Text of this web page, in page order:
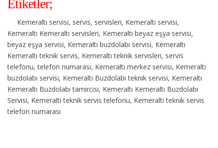
Etiketler;
Kemeraltı servisi, servis, servisleri, Kemeraltı servisi,
Kemeraltı Kemeraltı servisleri, Kemeraltı beyaz eşya servisi,
beyaz eşya servisi, Kemeraltı buzdolabı servisi, Kemeraltı
Kemeraltı teknik servis, Kemeraltı teknik servisleri, servis
telefonu, telefon numarası, Kemeraltı merkez servisi, Kemeraltı
buzdolabı servisi, Kemeraltı Buzdolabı teknik servisi, Kemeraltı
Kemeraltı Buzdolabı tamircisi, Kemeraltı Kemeraltı Buzdolabı
Servisi, Kemeraltı teknik servis telefonu, Kemeraltı teknik servis
telefon numarası